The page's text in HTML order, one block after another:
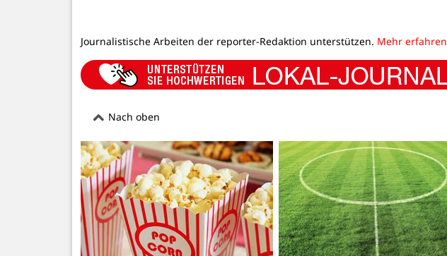
Journalistische Arbeiten der reporter-Redaktion unterstützen. Mehr erfahren
Nach oben